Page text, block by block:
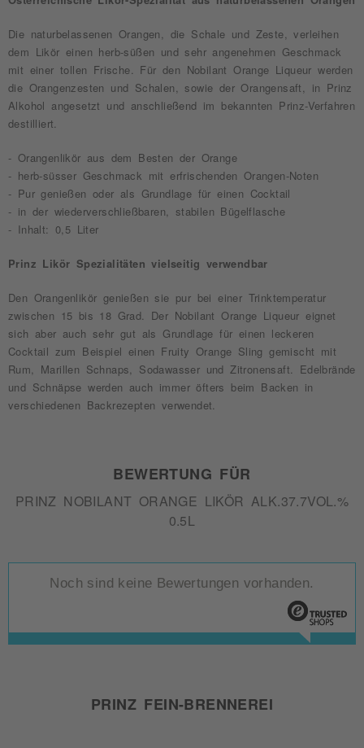
Die naturbelassenen Orangen, die Schale und Zeste, verleihen
dem Likör einen herb-süßen und sehr angenehmen Geschmack
mit einer tollen Frische. Für den Nobilant Orange Liqueur werden
die Orangenzesten und Schalen, sowie der Orangensaft, in Prinz
Alkohol angesetzt und anschließend im bekannten Prinz-Verfahren
destilliert.
- Orangenlikör aus dem Besten der Orange
- herb-süsser Geschmack mit erfrischenden Orangen-Noten
- Pur genießen oder als Grundlage für einen Cocktail
- in der wiederverschließbaren, stabilen Bügelflasche
- Inhalt: 0,5 Liter
Prinz Likör Spezialitäten vielseitig verwendbar
Den Orangenlikör genießen sie pur bei einer Trinktemperatur
zwischen 15 bis 18 Grad. Der Nobilant Orange Liqueur eignet
sich aber auch sehr gut als Grundlage für einen leckeren
Cocktail zum Beispiel einen Fruity Orange Sling gemischt mit
Rum, Marillen Schnaps, Sodawasser und Zitronensaft. Edelbrände
und Schnäpse werden auch immer öfters beim Backen in
verschiedenen Backrezepten verwendet.
BEWERTUNG FÜR
PRINZ NOBILANT ORANGE LIKÖR ALK.37.7VOL.%
0.5L
Noch sind keine Bewertungen vorhanden.
PRINZ FEIN-BRENNEREI